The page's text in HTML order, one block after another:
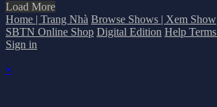
Load More
Home | Trang Nhà Browse Shows | Xem Show
SBTN Online Shop Digital Edition Help Terms
Sign in
×